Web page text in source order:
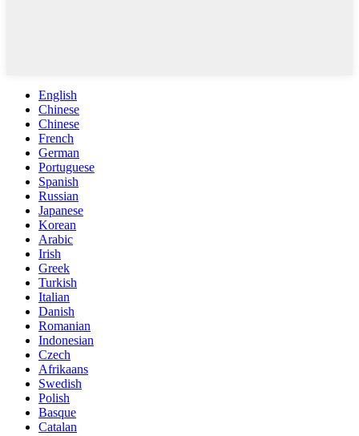
English
Chinese
Chinese
French
German
Portuguese
Spanish
Russian
Japanese
Korean
Arabic
Irish
Greek
Turkish
Italian
Danish
Romanian
Indonesian
Czech
Afrikaans
Swedish
Polish
Basque
Catalan